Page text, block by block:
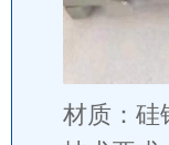
材质：硅